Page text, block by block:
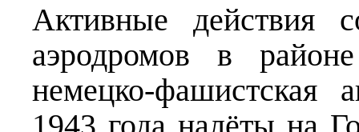
Активные действия
аэродромов в
немецко-фашистская